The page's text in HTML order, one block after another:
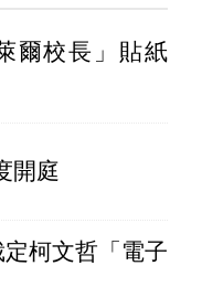
爾校長」貼紙
開庭
柯文哲「電子